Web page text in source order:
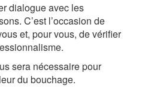
dialogue avec les
C’est l’occasion de
et, pour vous, de vérifier
sera nécessaire pour
du bouchage.